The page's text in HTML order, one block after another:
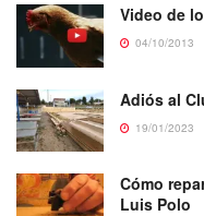
Video de
04/10/2013
Adiós al
19/01/2023
Cómo
Luis Polo